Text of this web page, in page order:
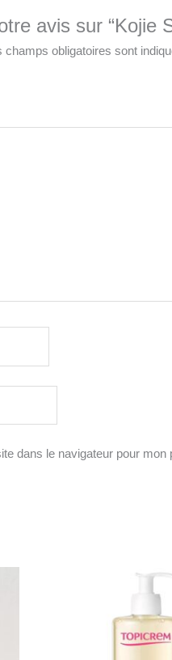
avis sur “Kojie
champs obligatoires sont
dans le navigateur pour mon